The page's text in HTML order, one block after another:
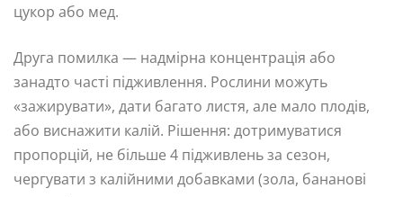
цукор або мед.
Друга помилка — надмірна концентрація або
занадто часті підживлення. Рослини можуть
«зажирувати», дати багато листя, але мало плодів,
або виснажити калій. Рішення: дотримуватися
пропорцій, не більше 4 підживлень за сезон,
чергувати з калійними добавками (зола, бананові